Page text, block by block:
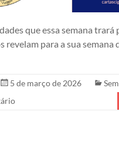
que essa semana trará
revelam para a sua semana
5 de março de 2026